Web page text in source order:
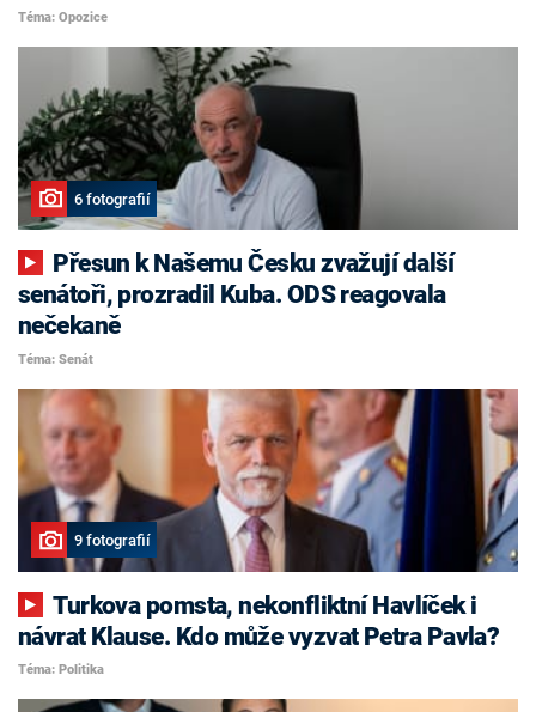
Téma: Opozice
6 fotografií
senátoři, prozradil Kuba. ODS reagovala
nečekaně
Téma: Senát
9 fotografií
Turkova pomsta, nekonfliktní Havlíček i
návrat Klause. Kdo může vyzvat Petra Pavla?
Téma: Politika